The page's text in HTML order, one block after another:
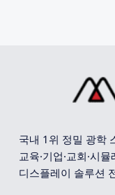
국내 1위 정밀 광학
교육·기업·교회·시
디스플레이 솔루션